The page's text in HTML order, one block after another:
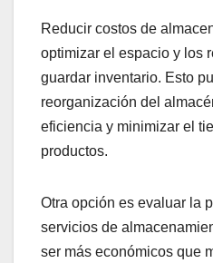
Reducir costos de
optimizar el espacio y los
guardar inventario. Esto
reorganización del
eficiencia y minimizar el
productos.
Otra opción es evaluar la
servicios de
ser más económicos que